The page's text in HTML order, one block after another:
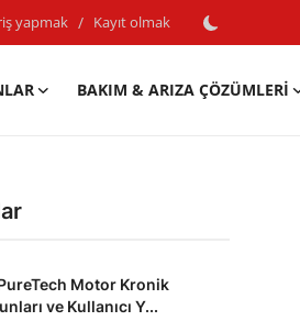
yapmak / Kayıt olmak
BAKIM & ARIZA ÇÖZÜMLERI
Motor Kronik
ve Kullanıcı Y...